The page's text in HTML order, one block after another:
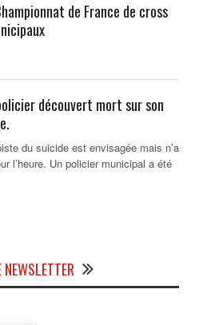
de France de cross
découvert mort sur son
du suicide est envisagée mais n’a
l’heure. Un policier municipal a été